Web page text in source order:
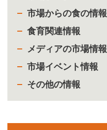
市場からの食の情報
食育関連情報
メディアの市場情報
市場イベント情報
その他の情報